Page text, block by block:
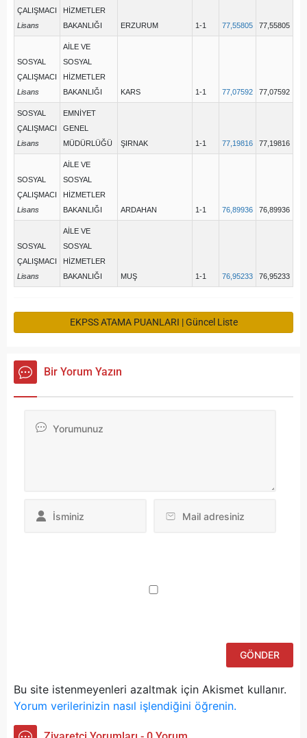
ÇALIŞMACI
Lisans
HİZMETLER
BAKANLIĞI
ERZURUM 1-1 77,55805 77,55805
SOSYAL
ÇALIŞMACI
Lisans
AİLE VE
SOSYAL
HİZMETLER
BAKANLIĞI
KARS 1-1 77,07592 77,07592
SOSYAL
ÇALIŞMACI
Lisans
EMNİYET
GENEL
MÜDÜRLÜĞÜ
ŞIRNAK 1-1 77,19816 77,19816
SOSYAL
ÇALIŞMACI
Lisans
AİLE VE
SOSYAL
HİZMETLER
BAKANLIĞI
ARDAHAN 1-1 76,89936 76,89936
SOSYAL
ÇALIŞMACI
Lisans
AİLE VE
SOSYAL
HİZMETLER
BAKANLIĞI
MUŞ 1-1 76,95233 76,95233
EKPSS ATAMA PUANLARI | Güncel Liste
Bir Yorum Yazın
Bu site istenmeyenleri azaltmak için Akismet kullanır.
Yorum verilerinizin nasıl işlendiğini öğrenin.